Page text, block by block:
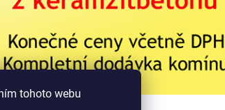
tohoto webu